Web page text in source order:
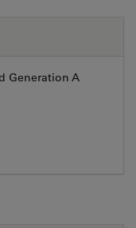
Generation A